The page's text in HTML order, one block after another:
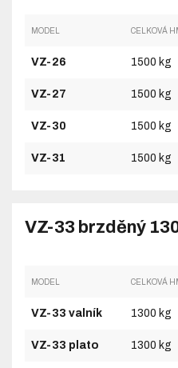
MODEL CELKOVÁ
VZ-26 1500 kg
VZ-27 1500 kg
VZ-30 1500 kg
VZ-31 1500 kg
VZ-33 brzděný
MODEL CELKOVÁ
VZ-33 valník 1300 kg
VZ-33 plato 1300 kg